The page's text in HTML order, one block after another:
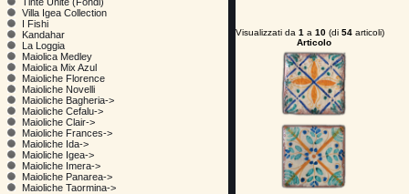
Villa Igea Collection
I Fishi
Kandahar
La Loggia
Maiolica Medley
Maiolica Mix Azul
Maioliche Florence
Maioliche Novelli
Maioliche Bagheria->
Maioliche Cefalu->
Maioliche Clair->
Maioliche Frances->
Maioliche Ida->
Maioliche Igea->
Maioliche Imera->
Maioliche Panarea->
Maioliche Taormina->
Visualizzati da 1 a 10 (di 54 articoli)
Articolo